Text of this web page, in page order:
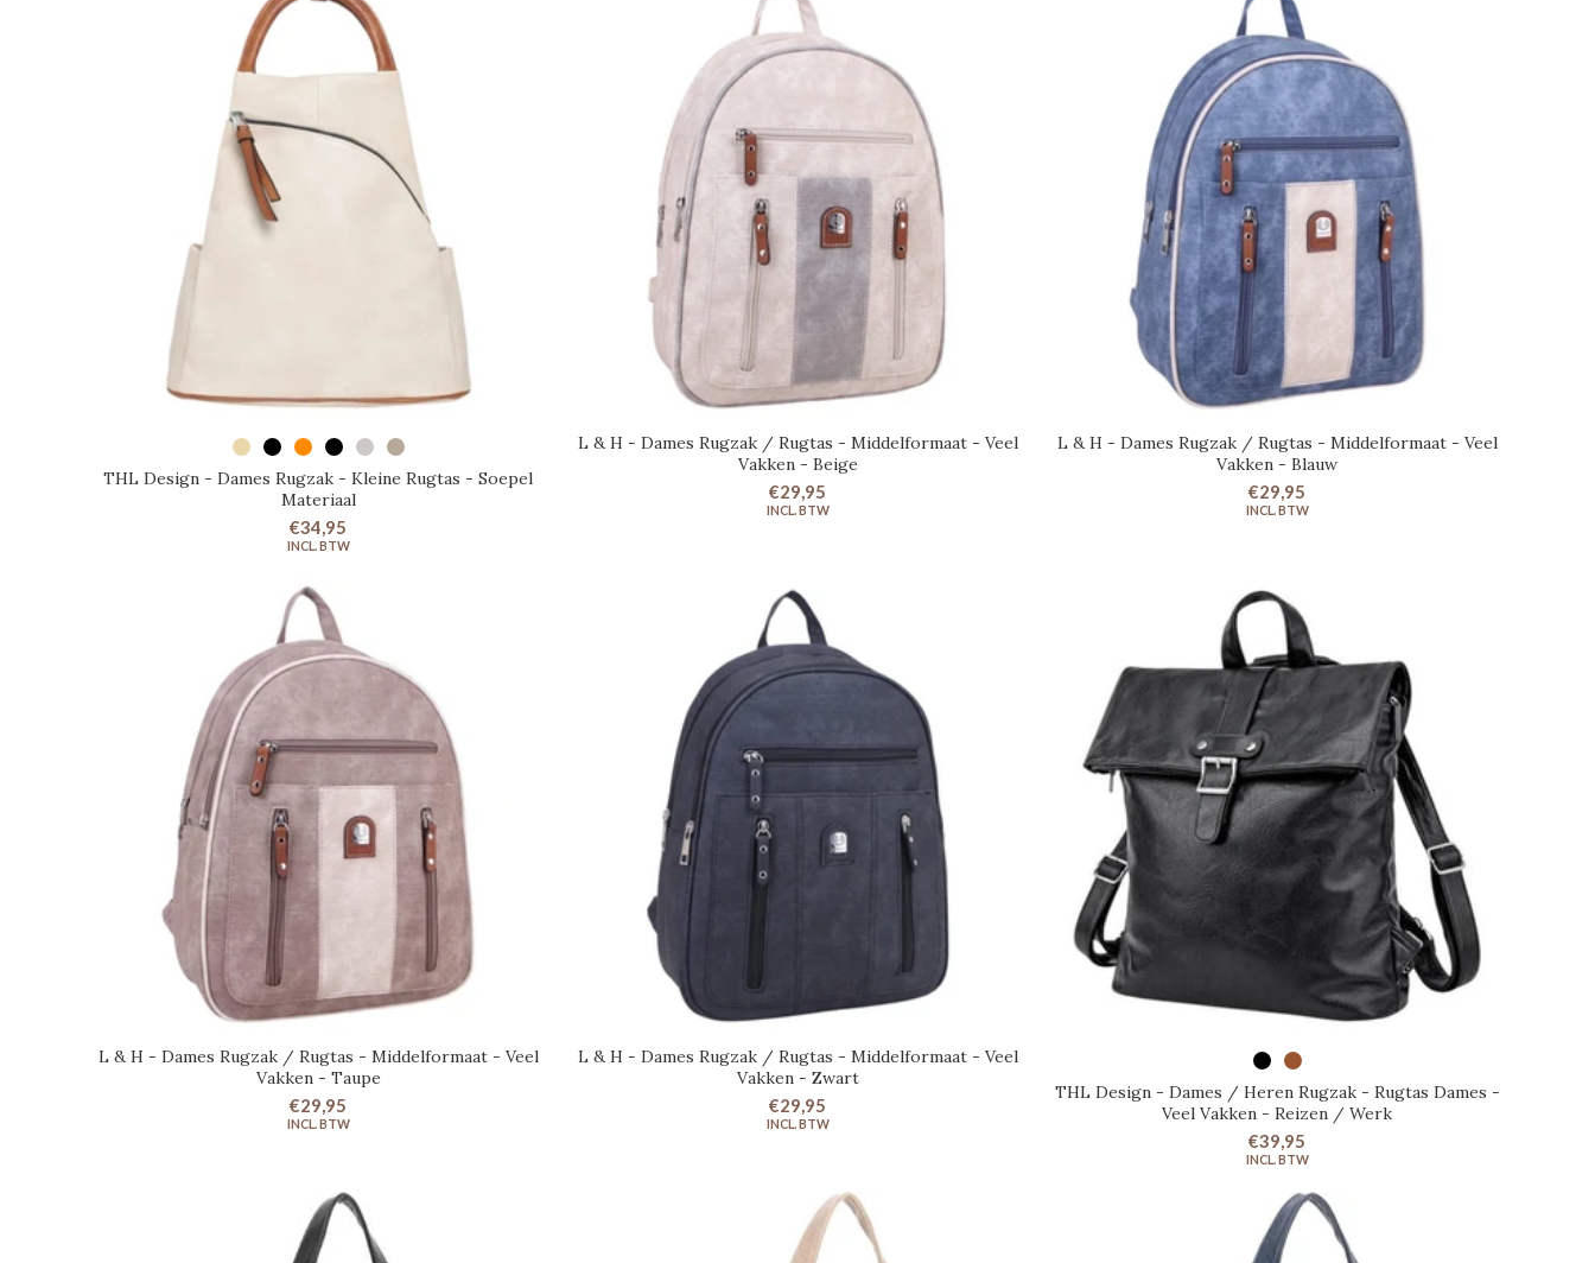
SELECTEER OPTIES
THL Design - Dames Rugzak - Kleine Rugtas - Soepel
Materiaal
€34,95
IN WINKELWAGEN
L & H - Dames Rugzak / Rugtas - Middelformaat - Veel
Vakken - Beige
€29,95
IN WINKELWAGEN
L & H - Dames Rugzak / Rugtas - Middelformaat - Veel
Vakken - Blauw
€29,95
IN WINKELWAGEN
L & H - Dames Rugzak / Rugtas - Middelformaat - Veel
Vakken - Taupe
€29,95
IN WINKELWAGEN
L & H - Dames Rugzak / Rugtas - Middelformaat - Veel
Vakken - Zwart
€29,95
SELECTEER OPTIES
THL Design - Dames / Heren Rugzak - Rugtas Dames -
Veel Vakken - Reizen / Werk
€39,95